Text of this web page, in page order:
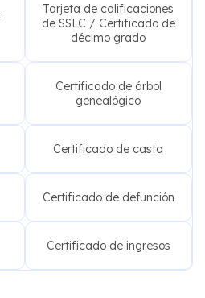
Tarjeta de calificaciones
de SSLC / Certificado de
décimo grado
Certificado de árbol
genealógico
Certificado de casta
Certificado de defunción
Certificado de ingresos